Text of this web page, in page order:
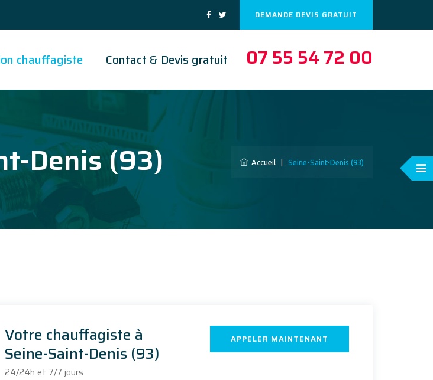
DEMANDE DEVIS GRATUIT
chauffagiste Contact & Devis gratuit 07 55 54 72 00
Denis (93) Accueil Seine-Saint-Denis (93)
Votre chauffagiste à
Seine-Saint-Denis (93)
24/24h et 7/7 jours
APPELER MAINTENANT